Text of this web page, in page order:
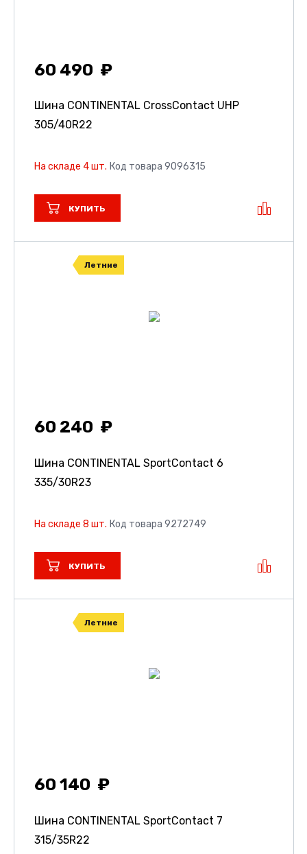
60 490
Шина CONTINENTAL CrossContact UHP
305/40R22
На складе 4 шт. Код товара 9096315
КУПИТЬ
Летние
60 240
Шина CONTINENTAL SportContact 6
335/30R23
На складе 8 шт. Код товара 9272749
КУПИТЬ
Летние
60 140
Шина CONTINENTAL SportContact 7
315/35R22